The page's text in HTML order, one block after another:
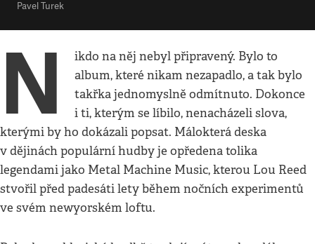
Pavel Turek
N
ikdo na něj nebyl připravený. Bylo to
album, které nikam nezapadlo, a tak bylo
takřka jednomyslně odmítnuto. Dokonce
i ti, kterým se líbilo, nenacházeli slova,
kterými by ho dokázali popsat. Málokterá deska
v dějinách populární hudby je opředena tolika
legendami jako Metal Machine Music, kterou Lou Reed
stvořil před padesáti lety během nočních experimentů
ve svém newyorském loftu.